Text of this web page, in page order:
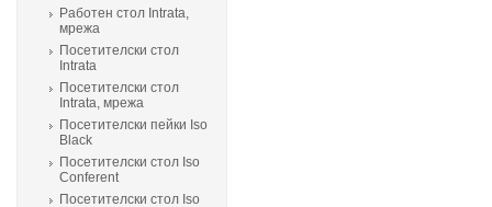
Работен стол Intrata,
мрежа
Посетителски стол
Intrata
Посетителски стол
Intrata, мрежа
Посетителски пейки Iso
Black
Посетителски стол Iso
Conferent
Посетителски стол Iso